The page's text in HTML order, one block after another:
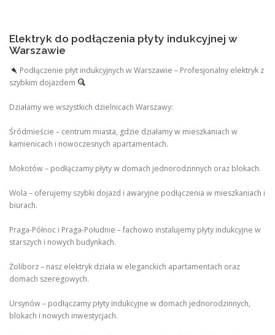
Elektryk do podłączenia płyty indukcyjnej w
Warszawie
Podłączenie płyt indukcyjnych w Warszawie – Profesjonalny elektryk z
szybkim dojazdem
Działamy we wszystkich dzielnicach Warszawy:
Śródmieście – centrum miasta, gdzie działamy w mieszkaniach w
kamienicach i nowoczesnych apartamentach.
Mokotów – podłączamy płyty w domach jednorodzinnych oraz blokach.
Wola – oferujemy szybki dojazd i awaryjne podłączenia w mieszkaniach i
biurach.
Praga-Północ i Praga-Południe – fachowo instalujemy płyty indukcyjne w
starszych i nowych budynkach.
Żoliborz – nasz elektryk działa w eleganckich apartamentach oraz
domach szeregowych.
Ursynów – podłączamy płyty indukcyjne w domach jednorodzinnych,
blokach i nowych inwestycjach.